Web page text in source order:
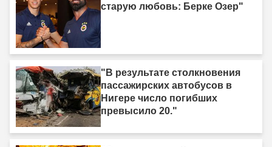
старую любовь: Берке Озер"
"В результате столкновения
пассажирских автобусов в
Нигере число погибших
превысило 20."